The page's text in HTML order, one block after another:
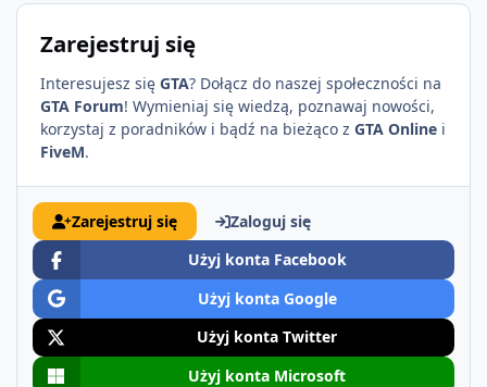
Zarejestruj się
Interesujesz się GTA? Dołącz do naszej społeczności na
GTA Forum! Wymieniaj się wiedzą, poznawaj nowości,
korzystaj z poradników i bądź na bieżąco z GTA Online i
FiveM.
Zarejestruj się
Zaloguj się
Użyj konta Facebook
Użyj konta Google
Użyj konta Twitter
Użyj konta Microsoft